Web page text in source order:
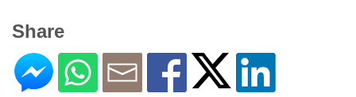
Share